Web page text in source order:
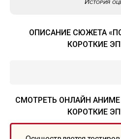
ОПИСАНИЕ СЮЖЕТА
КОРОТКИЕ
СМОТРЕТЬ ОНЛАЙН
КОРОТКИЕ